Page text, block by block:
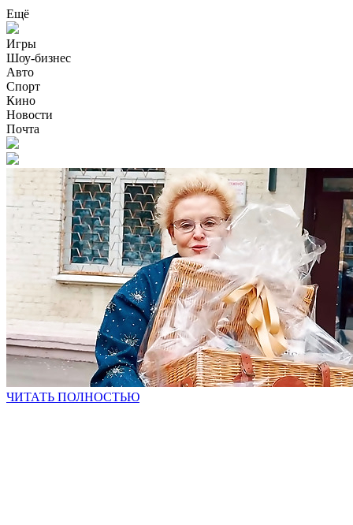
Ещё
Игры
Шоу-бизнес
Авто
Спорт
Кино
Новости
Почта
ЧИТАТЬ ПОЛНОСТЬЮ